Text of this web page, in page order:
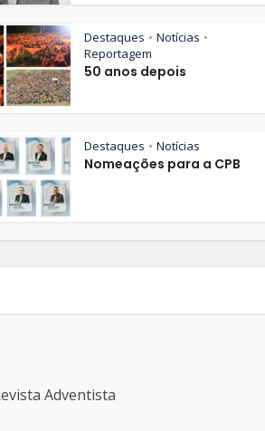
Destaques • Notícias •
Reportagem
50 anos depois
Destaques • Notícias
Nomeações para a CPB
Adventista